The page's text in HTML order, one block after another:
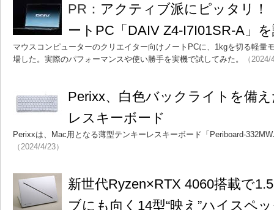
PR： アクティブ派にピッタリ
ートPC「DAIV Z4-I7I01SR-A」
マウスコンピューターのクリエイター向けノートPCに、1kgを切る軽量
場した。実際のパフォーマンスや使い勝手を実機で試してみた。
（
Perixx、白色バックライトを備
レスキーボード
Perixxは、Mac用となる薄型テンキーレスキーボード「Periboard-
（2024/4/23）
新世代Ryzen×RTX 4060搭載で
ブにも向く14型“映え”ハイスペ